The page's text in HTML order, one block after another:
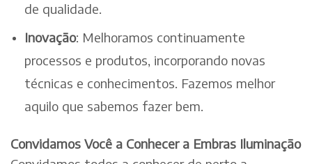
de qualidade.
Inovação: Melhoramos continuamente
processos e produtos, incorporando novas
técnicas e conhecimentos. Fazemos melhor
aquilo que sabemos fazer bem.
Convidamos Você a Conhecer a Embras Iluminação